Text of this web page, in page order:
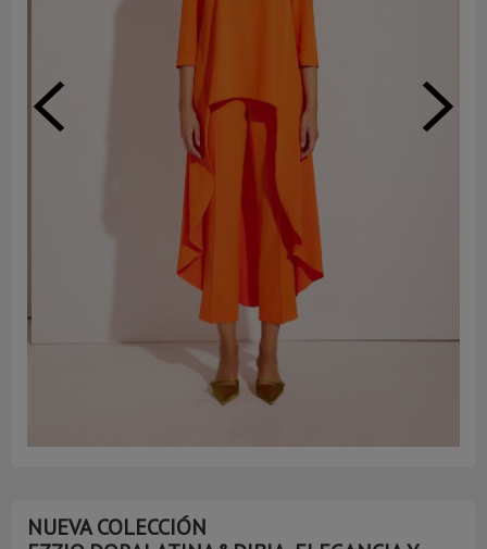
NUEVA COLECCIÓN